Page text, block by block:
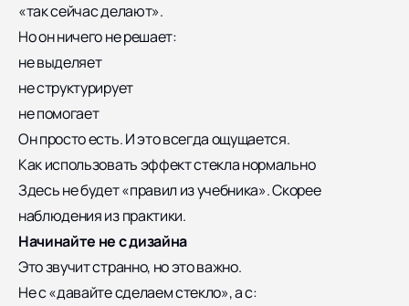
«так сейчас делают».
Но он ничего не решает:
не выделяет
не структурирует
не помогает
Он просто есть. И это всегда ощущается.
Как использовать эффект стекла нормально
Здесь не будет «правил из учебника». Скорее
наблюдения из практики.
Начинайте не с дизайна
Это звучит странно, но это важно.
Не с «давайте сделаем стекло», а с: